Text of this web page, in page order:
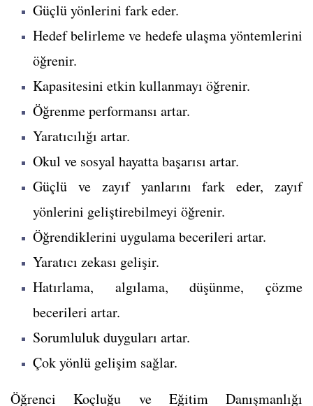
Güçlü yönlerini fark eder.
Hedef belirleme ve hedefe ulaşma yöntemlerini
öğrenir.
Kapasitesini etkin kullanmayı öğrenir.
Öğrenme performansı artar.
Yaratıcılığı artar.
Okul ve sosyal hayatta başarısı artar.
Güçlü ve zayıf yanlarını fark eder, zayıf
yönlerini geliştirebilmeyi öğrenir.
Öğrendiklerini uygulama becerileri artar.
Yaratıcı zekası gelişir.
Hatırlama, algılama, düşünme, çözme
becerileri artar.
Sorumluluk duyguları artar.
Çok yönlü gelişim sağlar.
Öğrenci Koçluğu ve Eğitim Danışmanlığı